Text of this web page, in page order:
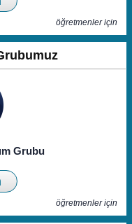
öğretmenler için
Grubu
öğretmenler için